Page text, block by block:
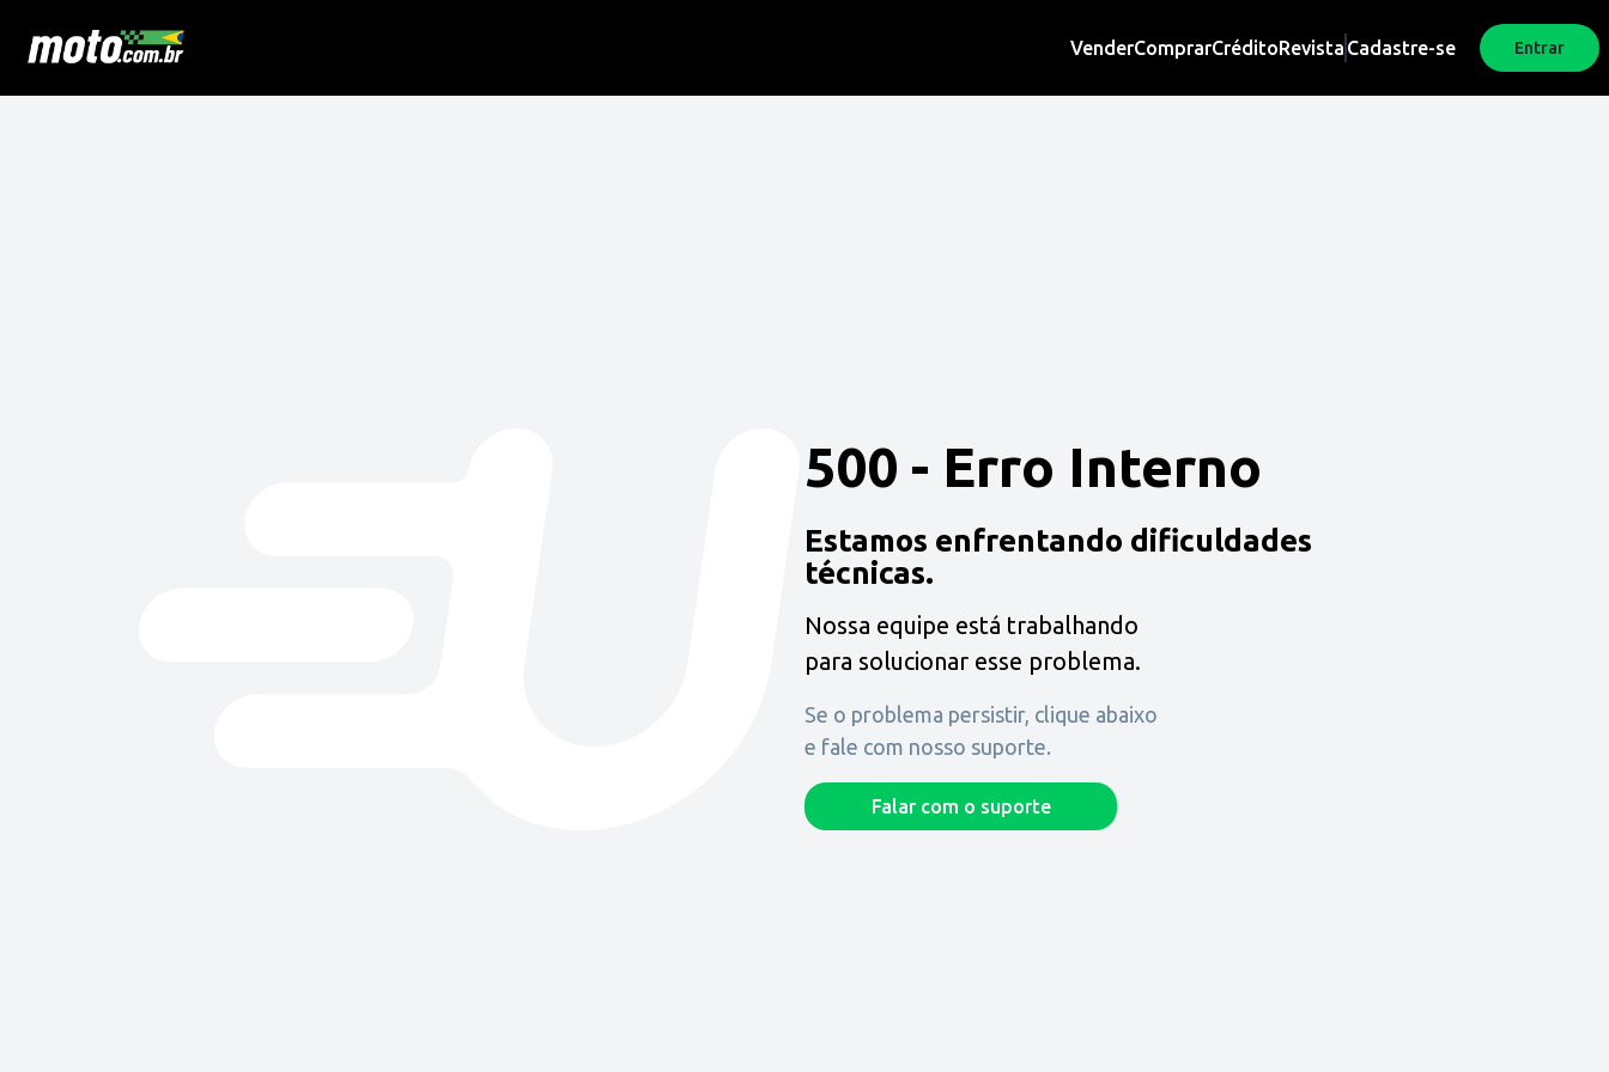
VenderComprarCréditoRevista Cadastre-se Entrar
500 - Erro Interno
Estamos enfrentando dificuldades
técnicas.
Nossa equipe está trabalhando
para solucionar esse problema.
Se o problema persistir, clique abaixo
e fale com nosso suporte.
Falar com o suporte